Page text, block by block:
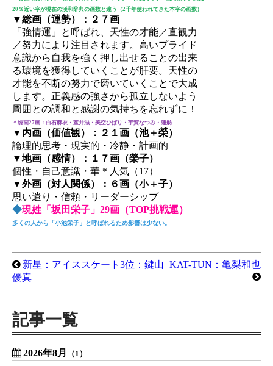
20％近い字が現在の漢和辞典の画数と違う（2千年使われてきた本字の画数）
▼総画（運勢）：２７画
「強情運」と呼ばれ、天性の才能／直観力
／努力により注目されます。高いプライド
意識から自我を強く押し出せることの出来
る環境を獲得していくことが肝要。天性の
才能を不断の努力で磨いていくことで大成
します。正義感の強さから孤立しないよう
周囲との調和と感謝の気持ちを忘れずに！
＊総画27画：白石麻衣・室井滋・美空ひばり・宇賀なつみ・蓮舫…
▼内画（価値観）：２１画（池＋榮）
論理的思考・現実的・冷静・計画的
▼地画（感情）：１７画（榮子）
個性・自己意識・華＊人気（17）
▼外画（対人関係）：６画（小＋子）
思い遣り・信頼・リーダーシップ
◆現姓「坂田栄子」29画（TOP挑戦運）
多くの人から「小池栄子」と呼ばれるため影響は少ない。
新星：アイススケート3位：鍵山
優真
KAT-TUN：亀梨和也
記事一覧
2026年8月 （1）